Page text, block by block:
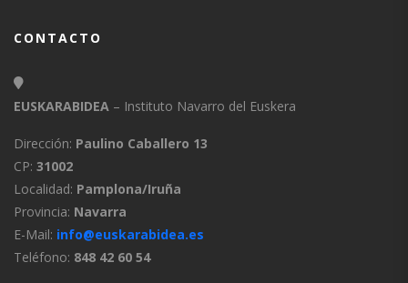
CONTACTO
EUSKARABIDEA – Instituto Navarro del Euskera
Dirección: Paulino Caballero 13
CP: 31002
Localidad: Pamplona/Iruña
Provincia: Navarra
E-Mail: info@euskarabidea.es
Teléfono: 848 42 60 54